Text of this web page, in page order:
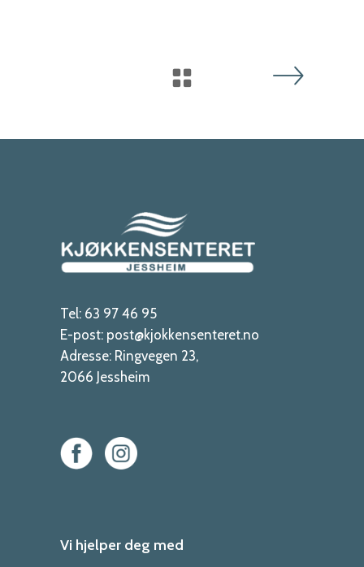
Tel: 63 97 46 95
E-post: post@kjokkensenteret.no
Adresse: Ringvegen 23,
2066 Jessheim
Vi hjelper deg med